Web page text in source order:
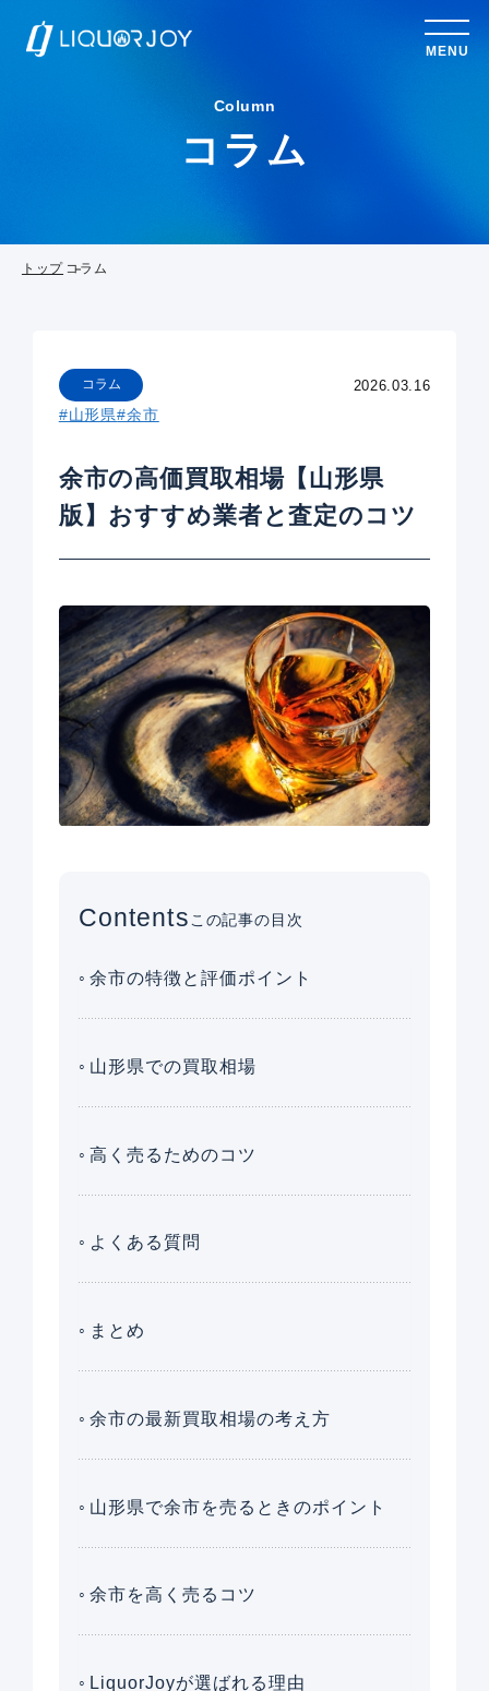
MENU
Column
コラム
トップ コラム
2026.03.16
コラム
#山形県#余市
余市の高価買取相場【山形県
版】おすすめ業者と査定のコツ
Contentsこの記事の目次
余市の特徴と評価ポイント
山形県での買取相場
高く売るためのコツ
よくある質問
まとめ
余市の最新買取相場の考え方
山形県で余市を売るときのポイント
余市を高く売るコツ
LiquorJoyが選ばれる理由